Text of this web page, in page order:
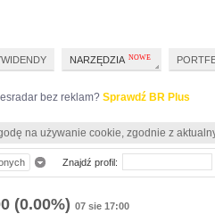
bez reklam? Sprawdź BR Plus
na używanie cookie, zgodnie z
(0.00%) 07 sie 17:00
Znajdź profil:
NARZĘDZIA